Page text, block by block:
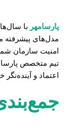
پارسامهر با
مدل‌های پیشرفته
امنیت سازمان
تیم متخصص
اعتماد و آینده‌نگر